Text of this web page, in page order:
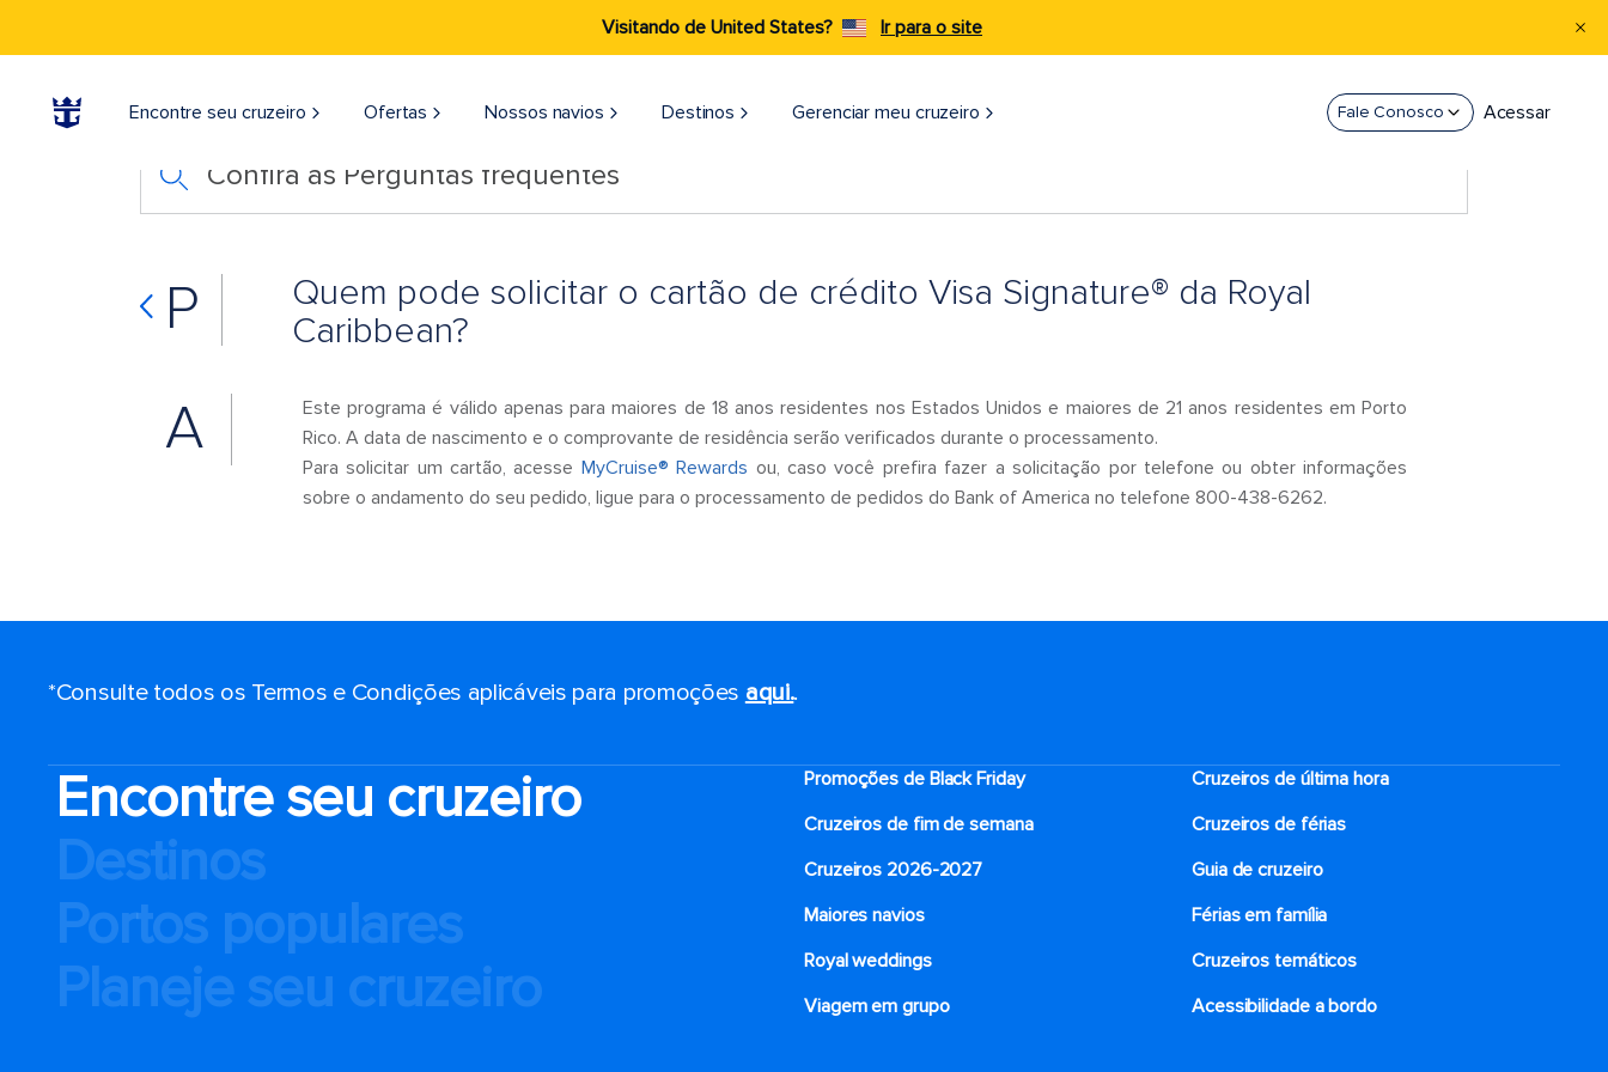
Visitando de United States? Ir para o site
Encontre seu cruzeiro Ofertas Nossos navios Destinos Gerenciar meu cruzeiro Fale Conosco Acessar
Confira as Perguntas frequentes
P
Quem pode solicitar o cartão de crédito Visa Signature® da Royal
Caribbean?
A
Este programa é válido apenas para maiores de 18 anos residentes nos Estados Unidos e maiores de 21 anos residentes em Porto
Rico. A data de nascimento e o comprovante de residência serão verificados durante o processamento.
Para solicitar um cartão, acesse MyCruise® Rewards ou, caso você prefira fazer a solicitação por telefone ou obter informações
sobre o andamento do seu pedido, ligue para o processamento de pedidos do Bank of America no telefone 800-438-6262.
*Consulte todos os Termos e Condições aplicáveis ​​para promoções aqui..
Encontre seu cruzeiro
Destinos
Portos populares
Planeje seu cruzeiro
Promoções de Black Friday
Cruzeiros de última hora
Cruzeiros de fim de semana
Cruzeiros de férias
Cruzeiros 2026-2027
Guia de cruzeiro
Maiores navios
Férias em família
Royal weddings
Cruzeiros temáticos
Viagem em grupo
Acessibilidade a bordo